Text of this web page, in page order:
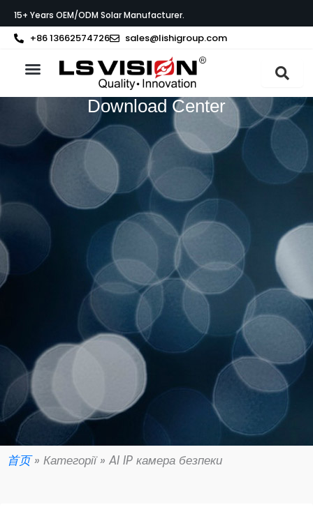
до
вмісту
15+ Years OEM/ODM Solar Manufacturer.
+86 13662574726 sales@lishigroup.com
Download Center
首页» Категорії» AI IP камера безпеки